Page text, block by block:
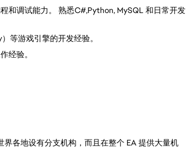
和调试能力。 熟悉C#,Python, MySQL 和日常开发
等游戏引擎的开发经验。
经验。
各地设有分支机构，而且在整个 EA 提供大量机